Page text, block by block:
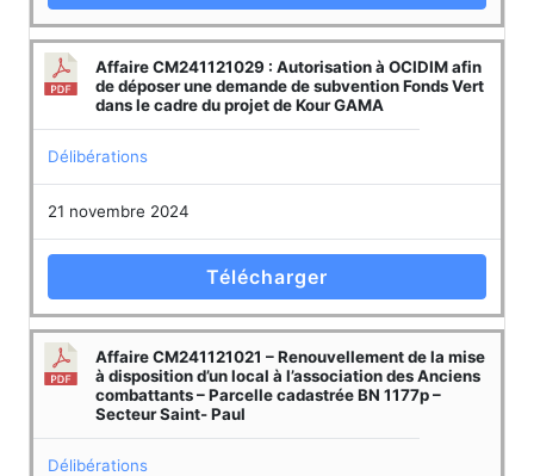
Affaire CM241121029 : Autorisation à OCIDIM afin
de déposer une demande de subvention Fonds Vert
dans le cadre du projet de Kour GAMA
Délibérations
21 novembre 2024
Télécharger
Affaire CM241121021 – Renouvellement de la mise
à disposition d’un local à l’association des Anciens
combattants – Parcelle cadastrée BN 1177p –
Secteur Saint- Paul
Délibérations